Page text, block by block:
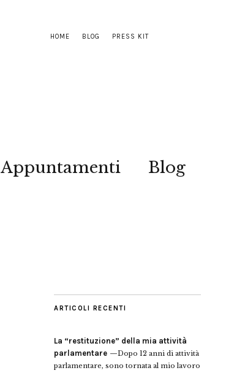
HOME BLOG PRESS KIT
Appuntamenti Blog
ARTICOLI RECENTI
La “restituzione” della mia attività
parlamentare
Dopo 12 anni di attività
parlamentare, sono tornata al mio lavoro